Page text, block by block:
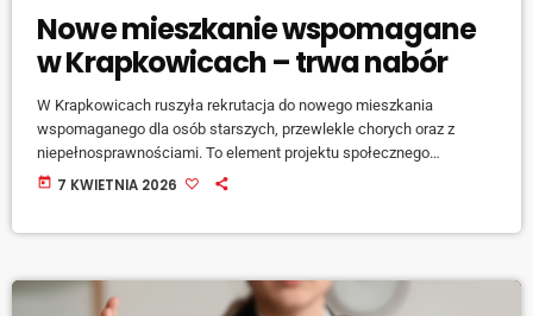
Nowe mieszkanie wspomagane
w Krapkowicach – trwa nabór
W Krapkowicach ruszyła rekrutacja do nowego mieszkania
wspomaganego dla osób starszych, przewlekle chorych oraz z
niepełnosprawnościami. To element projektu społecznego
realizowanego przez gminę przy wsparciu Funduszy Europejskich.
Z […]
today 7 KWIETNIA 2026